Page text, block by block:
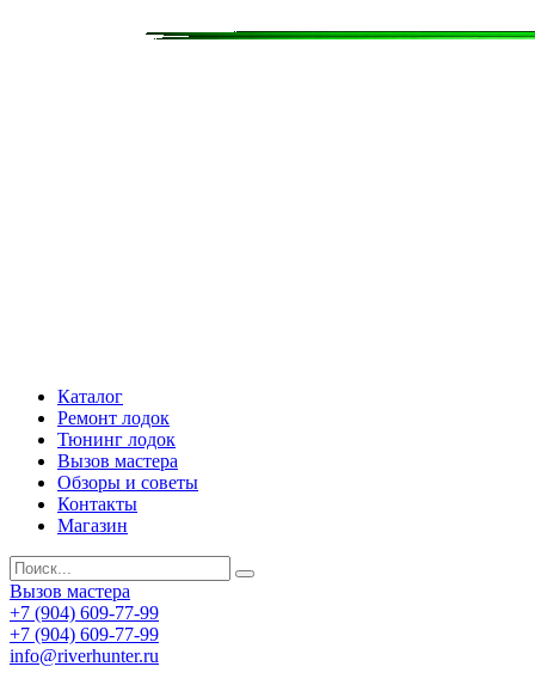
Каталог
Ремонт лодок
Тюнинг лодок
Вызов мастера
Обзоры и советы
Контакты
Магазин
Вызов мастера
+7 (904) 609-77-99
+7 (904) 609-77-99
info@riverhunter.ru